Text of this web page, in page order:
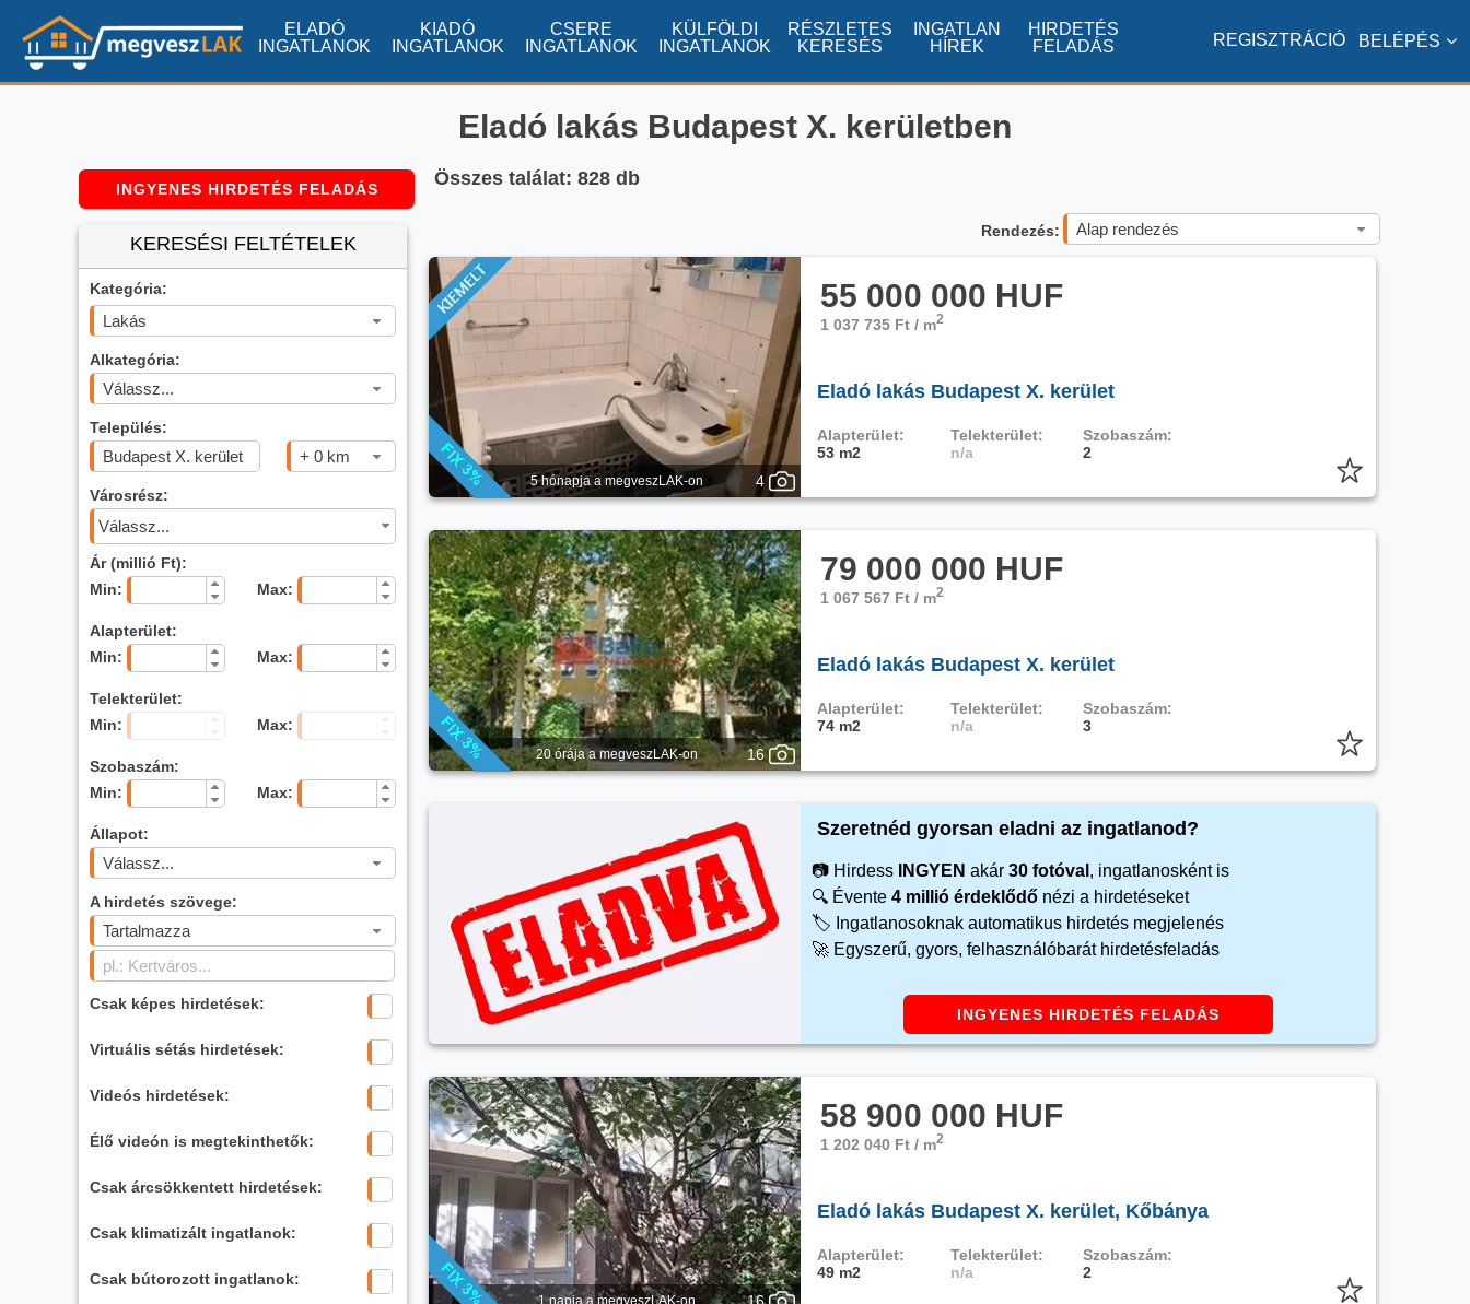
ELADÓ
INGATLANOK
KIADÓ
INGATLANOK
CSERE
INGATLANOK
KÜLFÖLDI
INGATLANOK
RÉSZLETES
KERESÉS
INGATLAN
HÍREK
HIRDETÉS
FELADÁS
BELÉPÉS
REGISZTRÁCIÓ
Eladó lakás Budapest X. kerületben
INGYENES HIRDETÉS FELADÁS
KERESÉSI FELTÉTELEK
Kategória:
Lakás
Alkategória:
Válassz...
Település:
+ 0 km
Városrész:
Válassz...
Ár (millió Ft):
Min:
Max:
Alapterület:
Min:
Max:
Telekterület:
Min:
Max:
Szobaszám:
Min:
Max:
Állapot:
Válassz...
A hirdetés szövege:
Tartalmazza
Csak képes hirdetések:
Virtuális sétás hirdetések:
Videós hirdetések:
Élő videón is megtekinthetők:
Csak árcsökkentett hirdetések:
Csak klimatizált ingatlanok:
Csak bútorozott ingatlanok:
Rendezés: Alap rendezés
Összes találat: 828 db
5 hónapja a megveszLAK-on 4
55 000 000 HUF
1 037 735 Ft / m2
Eladó lakás Budapest X. kerület
Alapterület:
53 m2
Telekterület:
n/a
Szobaszám:
2
20 órája a megveszLAK-on 16
79 000 000 HUF
1 067 567 Ft / m2
Eladó lakás Budapest X. kerület
Alapterület:
74 m2
Telekterület:
n/a
Szobaszám:
3
Szeretnéd gyorsan eladni az ingatlanod?
📷 Hirdess INGYEN akár 30 fotóval , ingatlanosként is
🔍 Évente 4 millió érdeklődő nézi a hirdetéseket
🏷️ Ingatlanosoknak automatikus hirdetés megjelenés
🚀 Egyszerű, gyors, felhasználóbarát hirdetésfeladás
INGYENES HIRDETÉS FELADÁS
1 napja a megveszLAK-on
58 900 000 HUF
1 202 040 Ft / m2
Eladó lakás Budapest X. kerület, Kőbánya
Alapterület:
49 m2
Telekterület:
n/a
Szobaszám:
2